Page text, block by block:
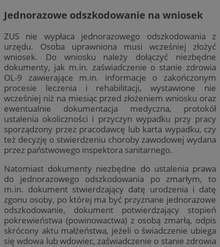
Jednorazowe odszkodowanie na wniosek
ZUS nie wypłaca jednorazowego odszkodowania z
urzędu. Osoba uprawniona musi wcześniej złożyć
wniosek. Do wniosku należy dołączyć niezbędne
dokumenty, jak m.in. zaświadczenie o stanie zdrowia
OL-9 zawierające m.in. informacje o zakończonym
procesie leczenia i rehabilitacji, wystawione nie
wcześniej niż na miesiąc przed złożeniem wniosku oraz
ewentualnie dokumentacja medyczna, protokół
ustalenia okoliczności i przyczyn wypadku przy pracy
sporządzony przez pracodawcę lub karta wypadku, czy
też decyzję o stwierdzeniu choroby zawodowej wydana
przez państwowego inspektora sanitarnego.
Natomiast dokumenty niezbędne do ustalenia prawa
do jednorazowego odszkodowania po zmarłym, to
m.in. dokument stwierdzający datę urodzenia i datę
zgonu osoby, po której ma być przyznane jednorazowe
odszkodowanie, dokument potwierdzający stopień
pokrewieństwa (powinowactwa) z osobą zmarłą, odpis
skrócony aktu małżeństwa, jeżeli o świadczenie ubiega
się wdowa lub wdowiec, zaświadczenie o stanie zdrowia